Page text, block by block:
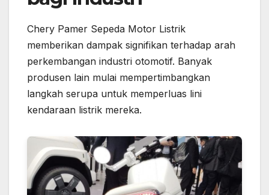
Chery Pamer Sepeda Motor Listrik
memberikan dampak signifikan terhadap arah
perkembangan industri otomotif. Banyak
produsen lain mulai mempertimbangkan
langkah serupa untuk memperluas lini
kendaraan listrik mereka.